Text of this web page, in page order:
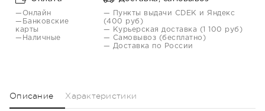
—Онлайн
—Банковские
карты
—Наличные
— Пункты выдачи CDEK и Яндекс
(400 руб)
— Курьерская доставка (1 100 руб)
— Самовывоз (бесплатно)
— Доставка по России
Описание Характеристики